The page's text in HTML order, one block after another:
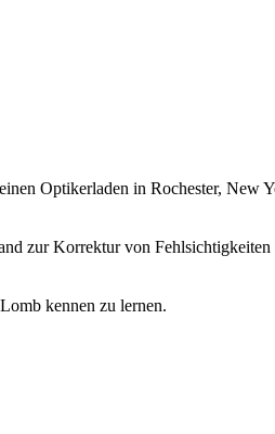
Optikerladen in Rochester,
zur Korrektur von
kennen zu lernen.